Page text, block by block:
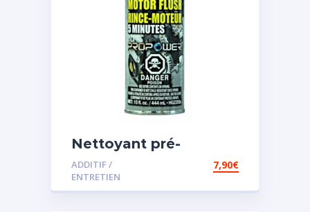
Nettoyant pré-
vidange
ADDITIF /
ENTRETIEN
7,90€